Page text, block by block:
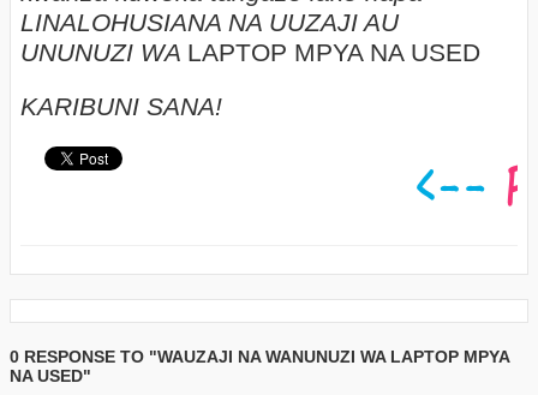
LINALOHUSIANA NA UUZAJI AU
UNUNUZI WA LAPTOP MPYA NA USED
KARIBUNI SANA!
0 RESPONSE TO "WAUZAJI NA WANUNUZI WA LAPTOP MPYA
NA USED"